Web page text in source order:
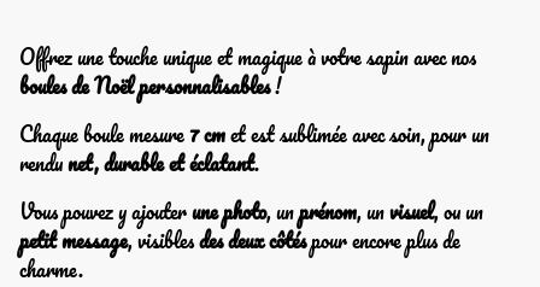
Offrez une touche unique et magique à votre sapin avec nos
boules de Noël personnalisables!
Chaque boule mesure7 cmet est sublimée avec soin, pour un
rendunet, durable et éclatant.
Vous pouvez y ajouterune photo, unprénom, unvisuel, ou un
petit message, visiblesdes deux côtéspour encore plus de
charme.